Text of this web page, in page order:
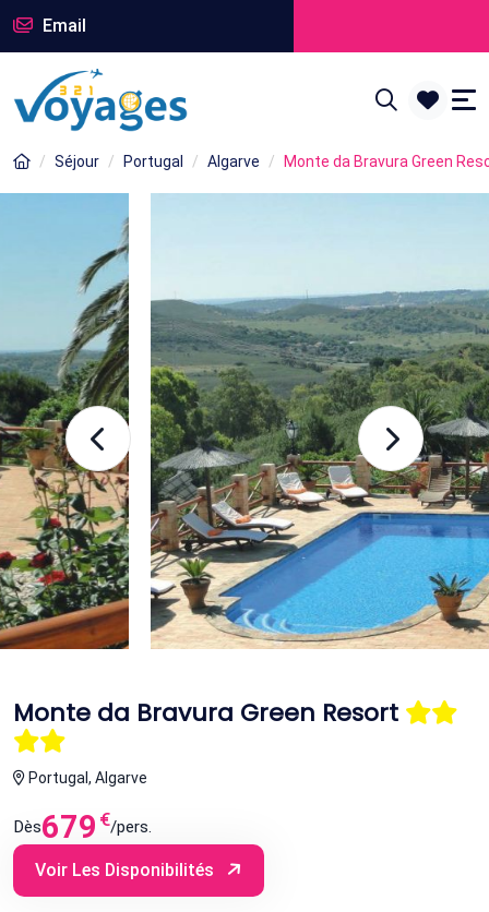
Email
Séjour Portugal Algarve Monte da Bravura Green
Monte da Bravura Green Resort
Portugal, Algarve
Dès679 €/pers.
Voir Les Disponibilités